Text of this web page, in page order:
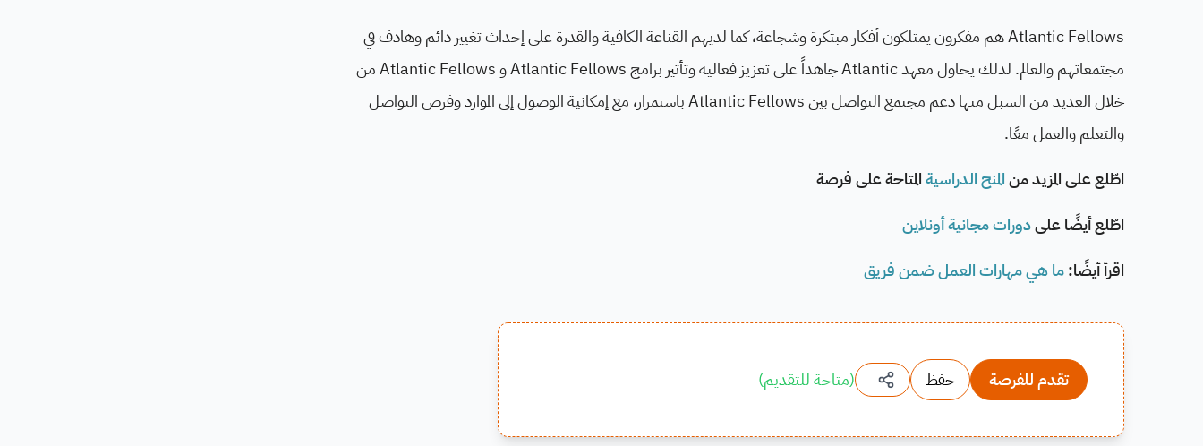
Atlantic Fellows هم مفكرون يمتلكون أفكار مبتكرة وشجاعة، كما لديهم القناعة الكافية والقدرة على إحداث تغيير دائم وهادف في
مجتمعاتهم والعالم. لذلك يحاول معهد Atlantic جاهداً على تعزيز فعالية وتأثير برامج Atlantic Fellows و Atlantic Fellows من
خلال العديد من السبل منها دعم مجتمع التواصل بين Atlantic Fellows باستمرار، مع إمكانية الوصول إلى الموارد وفرص التواصل
والتعلم والعمل معًا.
اطّلع على المزيد منالمنح الدراسيةالمتاحة على فرصة
اطّلع أيضًا علىدورات مجانية أونلاين
اقرأ أيضًا:ما هي مهارات العمل ضمن فريق
تقدم للفرصة حفظ (متاحة للتقديم)